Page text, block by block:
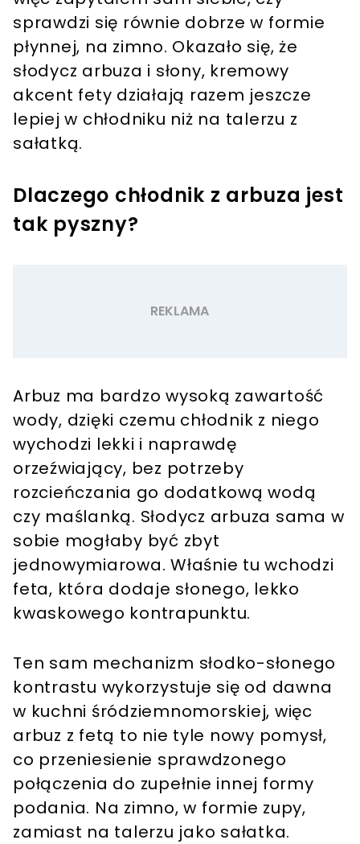
sprawdzi się równie dobrze w formie
płynnej, na zimno. Okazało się, że
słodycz arbuza i słony, kremowy
akcent fety działają razem jeszcze
lepiej w chłodniku niż na talerzu z
sałatką.
Dlaczego chłodnik z arbuza jest
tak pyszny?
Arbuz ma bardzo wysoką zawartość
wody, dzięki czemu chłodnik z niego
wychodzi lekki i naprawdę
orzeźwiający, bez potrzeby
rozcieńczania go dodatkową wodą
czy maślanką. Słodycz arbuza sama w
sobie mogłaby być zbyt
jednowymiarowa. Właśnie tu wchodzi
feta, która dodaje słonego, lekko
kwaskowego kontrapunktu.
Ten sam mechanizm słodko-słonego
kontrastu wykorzystuje się od dawna
w kuchni śródziemnomorskiej, więc
arbuz z fetą to nie tyle nowy pomysł,
co przeniesienie sprawdzonego
połączenia do zupełnie innej formy
podania. Na zimno, w formie zupy,
zamiast na talerzu jako sałatka.